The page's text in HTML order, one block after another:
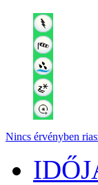
Nincs érvényben